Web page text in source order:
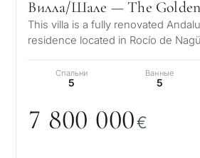
Вилла/Шале — The
This villa is a fully renovated
residence located in Rocío de
Спальни
5
Ванные
5
7 800 000€